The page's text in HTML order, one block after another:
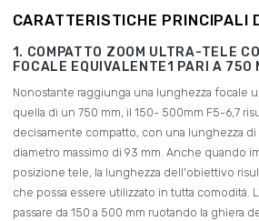
CARATTERISTICHE PRINCIPALI
1. COMPATTO ZOOM ULTRA-TELE
FOCALE EQUIVALENTE1 PARI A 750
Nonostante raggiunga una lunghezza focale
quella di un 750 mm, il 150- 500mm F5-6,7
decisamente compatto, con una lunghezza di
diametro massimo di 93 mm. Anche quando
posizione tele, la lunghezza dell'obiettivo
che possa essere utilizzato in tutta comodità.
passare da 150 a 500 mm ruotando la ghiera